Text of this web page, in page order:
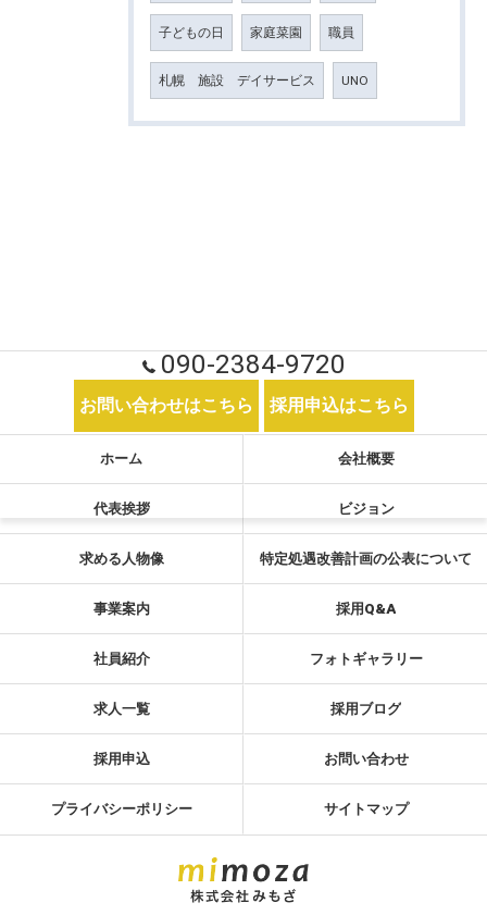
子どもの日 家庭菜園 職員
札幌 施設 デイサービス UNO
090-2384-9720
お問い合わせはこちら 採用申込はこちら
ホーム 会社概要
代表挨拶 ビジョン
求める人物像 特定処遇改善計画の公表について
事業案内 採用Q&A
社員紹介 フォトギャラリー
求人一覧 採用ブログ
採用申込 お問い合わせ
プライバシーポリシー サイトマップ